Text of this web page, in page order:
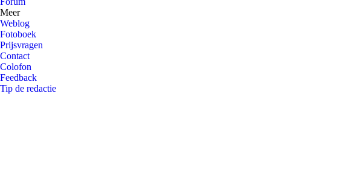
Meer
Weblog
Fotoboek
Prijsvragen
Contact
Colofon
Feedback
Tip de redactie